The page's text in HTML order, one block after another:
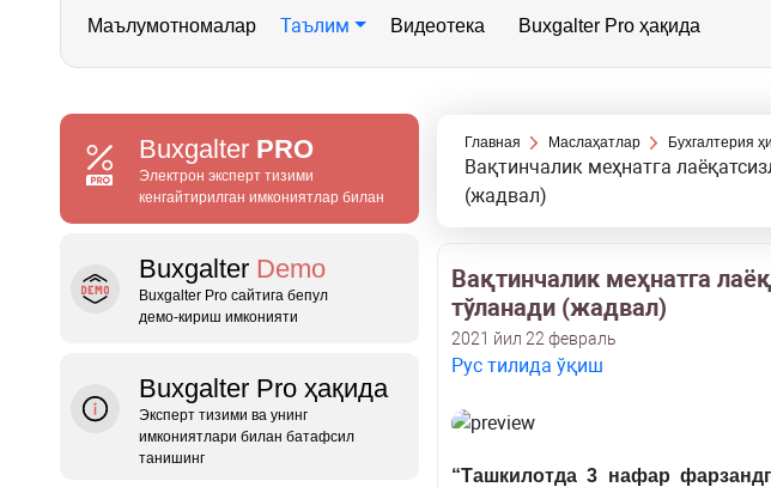
Маълумотномалар Таълим Видеотека Buxgalter Pro ҳақида
Buxgalter PRO
Электрон эксперт тизими
кенгайтирилган имкониятлар билан
Buxgalter Demo
Buxgalter Pro сайтига бепул
демо‑кириш имконияти
Buxgalter Pro ҳақида
Эксперт тизими ва унинг
имкониятлари билан батафсил
танишинг
Главная Маслаҳатлар Бухгалтерия
Вақтинчалик меҳнатга
(жадвал)
Вақтинчалик меҳнатга
тўланади (жадвал)
2021 йил 22 февраль
Рус тилида ўқиш
“Ташкилотда 3 нафар